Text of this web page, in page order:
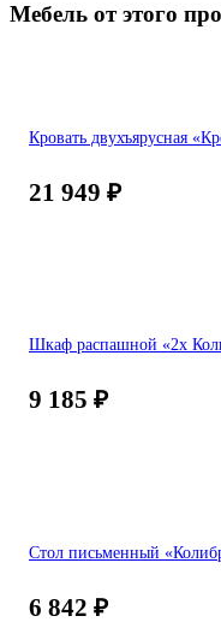
Мебель от этого
Кровать двухъярусная
21 949 ₽
Шкаф распашной «2х
9 185 ₽
Стол письменный
6 842 ₽